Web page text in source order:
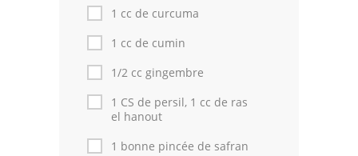
Cuisine Libanaise
Articles
Actualités
Astuces de cuisine
Leçons de cuisine
1 cc de curcuma
1 cc de cumin
1/2 cc gingembre
1 CS de persil, 1 cc de ras
el hanout
1 bonne pincée de safran